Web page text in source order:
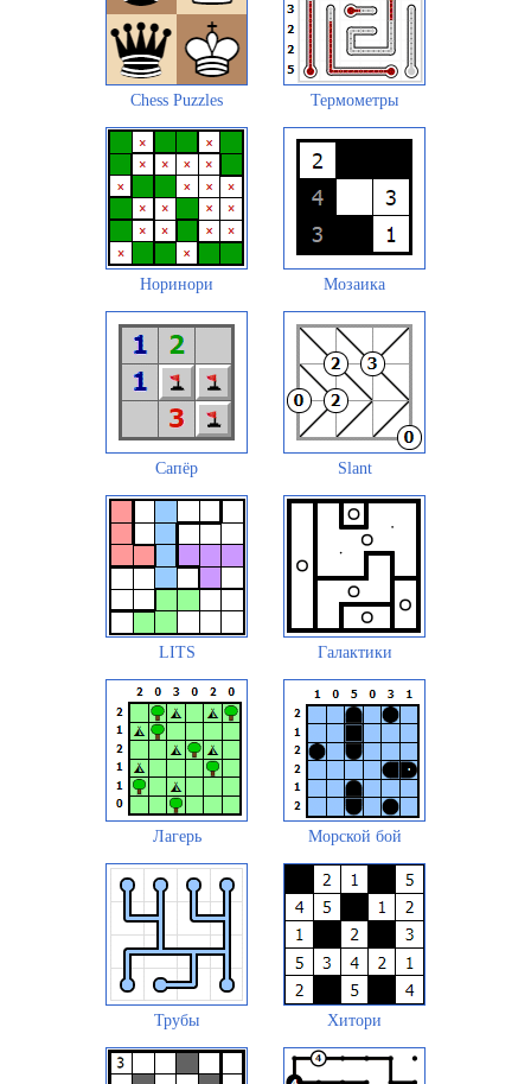
Chess Puzzles Термометры
Норинори Мозаика
Сапёр Slant
LITS Галактики
Лагерь Морской бой
Трубы Хитори